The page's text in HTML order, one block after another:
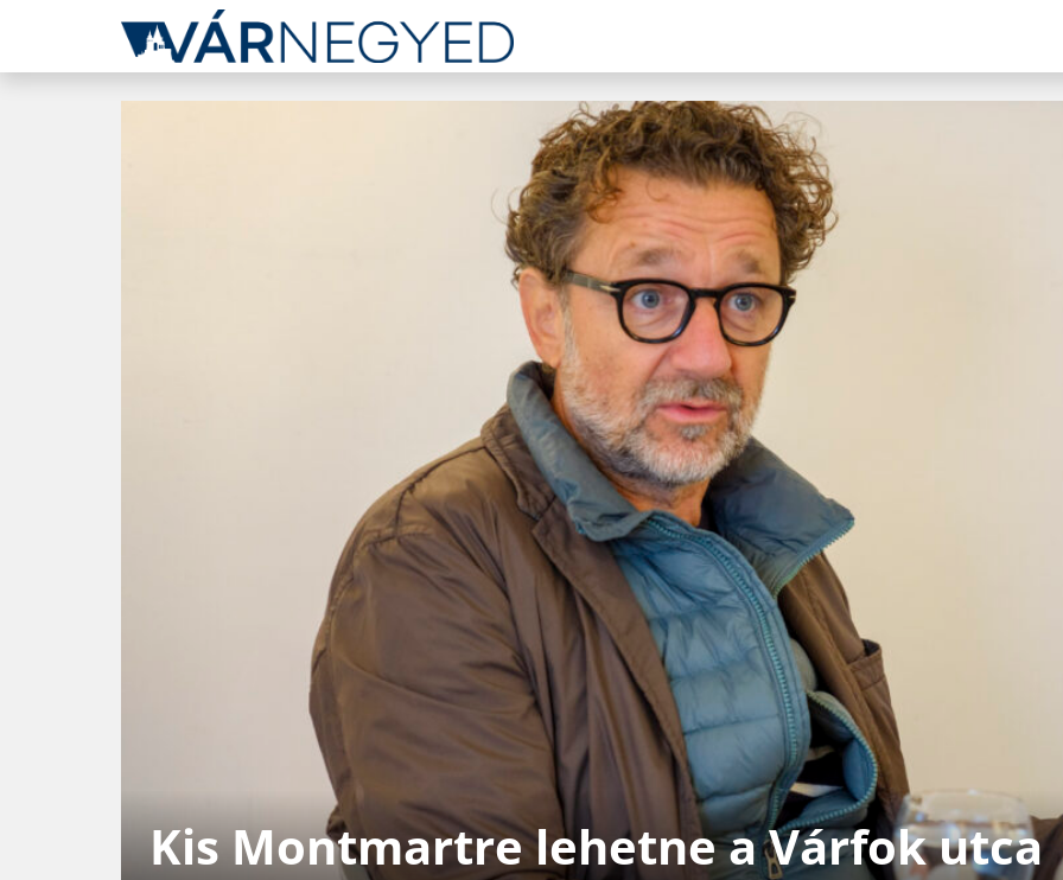
Kis Montmartre lehetne a Várfok utca